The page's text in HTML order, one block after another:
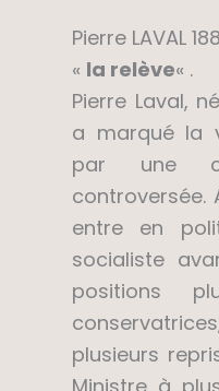
Pierre LAVAL
« la relève« .
Pierre Laval,
a marqué la
par une
controversée.
entre en
socialiste
positions
plusieurs